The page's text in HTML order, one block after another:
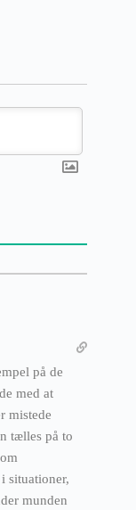
på de
med at
mistede
tælles på to
situationer,
munden